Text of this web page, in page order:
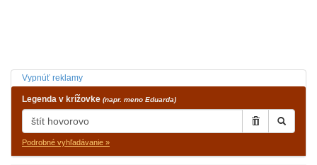
Vypnúť reklamy
Legenda v krížovke (napr. meno Eduarda)
Podrobné vyhľadávanie »